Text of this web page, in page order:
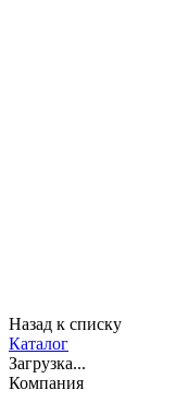
Назад к списку
Каталог
Загрузка...
Компания